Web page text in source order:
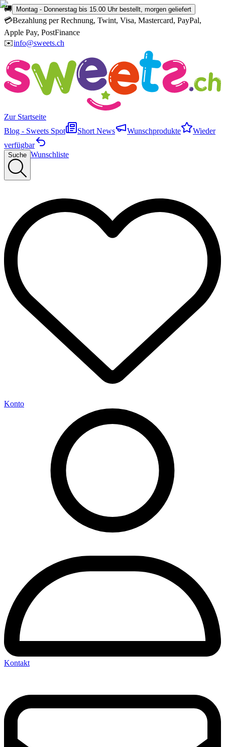
🚚 Montag - Donnerstag bis 15.00 Uhr bestellt, morgen geliefert
💳Bezahlung per Rechnung, Twint, Visa, Mastercard, PayPal,
Apple Pay, PostFinance
✉️info@sweets.ch
Zur Startseite
Blog - Sweets Spot
Short News Wunschprodukte
Wieder
verfügbar
Suche Wunschliste
Konto
Kontakt